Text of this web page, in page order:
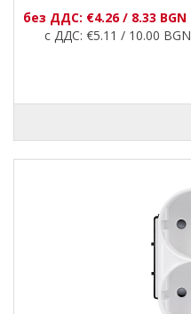
без ДДС: €4.26 / 8.33 BGN
с ДДС: €5.11 / 10.00 BGN